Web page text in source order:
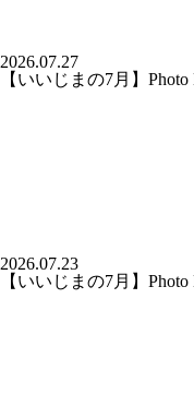
2026.07.27
【いいじまの7月】
2026.07.23
【いいじまの7月】